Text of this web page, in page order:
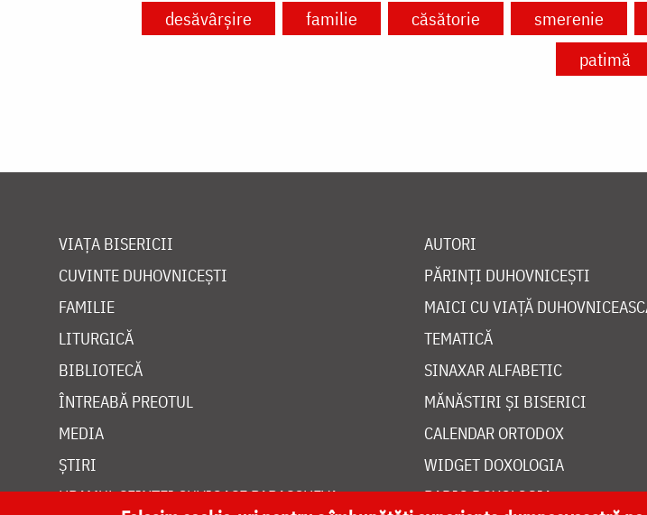
desăvârșire familie căsătorie smerenie
patimă
VIAȚA BISERICII
CUVINTE DUHOVNICEȘTI
FAMILIE
LITURGICĂ
BIBLIOTECĂ
ÎNTREABĂ PREOTUL
MEDIA
ȘTIRI
HRAMUL SFINTEI CUVIOASE PARASCHEVA
AUTORI
PĂRINȚI DUHOVNICEȘTI
MAICI CU VIAȚĂ
TEMATICĂ
SINAXAR ALFABETIC
MĂNĂSTIRI ȘI BISERICI
CALENDAR ORTODOX
WIDGET DOXOLOGIA
RADIO DOXOLOGIA